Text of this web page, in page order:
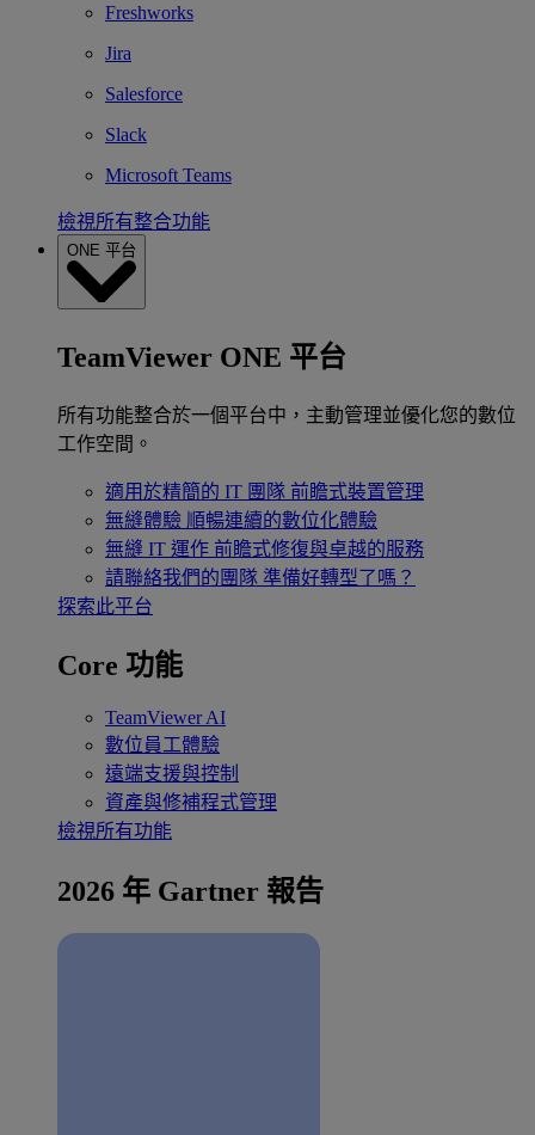
Freshworks
Jira
Salesforce
Slack
Microsoft Teams
檢視所有整合功能
ONE 平台
TeamViewer ONE 平台
所有功能整合於一個平台中，主動管理並優化您的數位
工作空間。
適用於精簡的 IT 團隊 前瞻式裝置管理
無縫體驗 順暢連續的數位化體驗
無縫 IT 運作 前瞻式修復與卓越的服務
請聯絡我們的團隊 準備好轉型了嗎？
探索此平台
Core 功能
TeamViewer AI
數位員工體驗
遠端支援與控制
資產與修補程式管理
檢視所有功能
2026 年 Gartner 報告